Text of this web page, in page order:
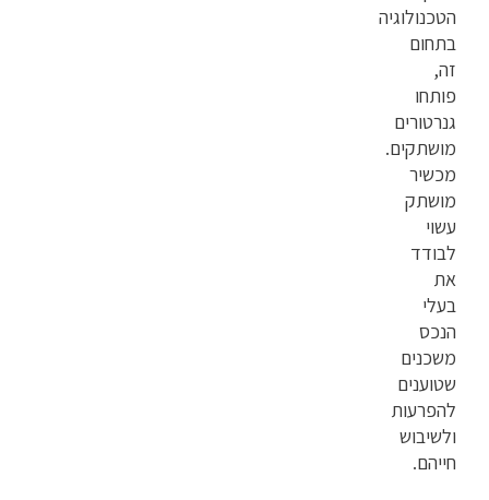
הטכנולוגיה
בתחום
זה,
פותחו
גנרטורים
מושתקים.
מכשיר
מושתק
עשוי
לבודד
את
בעלי
הנכס
משכנים
שטוענים
להפרעות
ולשיבוש
חייהם.